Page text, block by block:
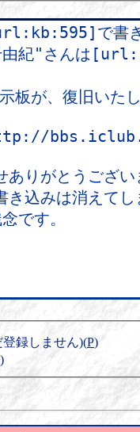
録しません)(P)
)